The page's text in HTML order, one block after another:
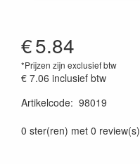
€5.84
*Prijzen zijn exclusief btw
€ 7.06 inclusief btw
Artikelcode: 98019
0 ster(ren) met 0 review(s)